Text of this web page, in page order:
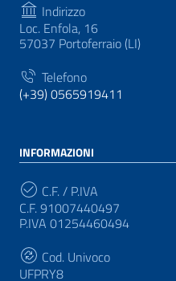
Indirizzo
Loc. Enfola, 16
57037 Portoferraio (LI)
Telefono
(+39) 0565919411
INFORMAZIONI
C.F. / P.IVA
C.F. 91007440497
P.IVA 01254460494
Cod. Univoco
UFPRY8